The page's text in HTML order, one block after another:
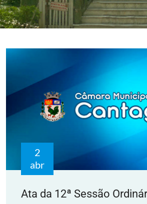
2
abr
Ata da 12ª Sessão